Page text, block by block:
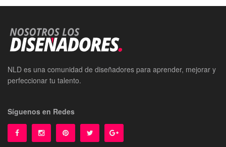
NLD es una comunidad de diseñadores para aprender, mejorar y
perfeccionar tu talento.
Síguenos en Redes